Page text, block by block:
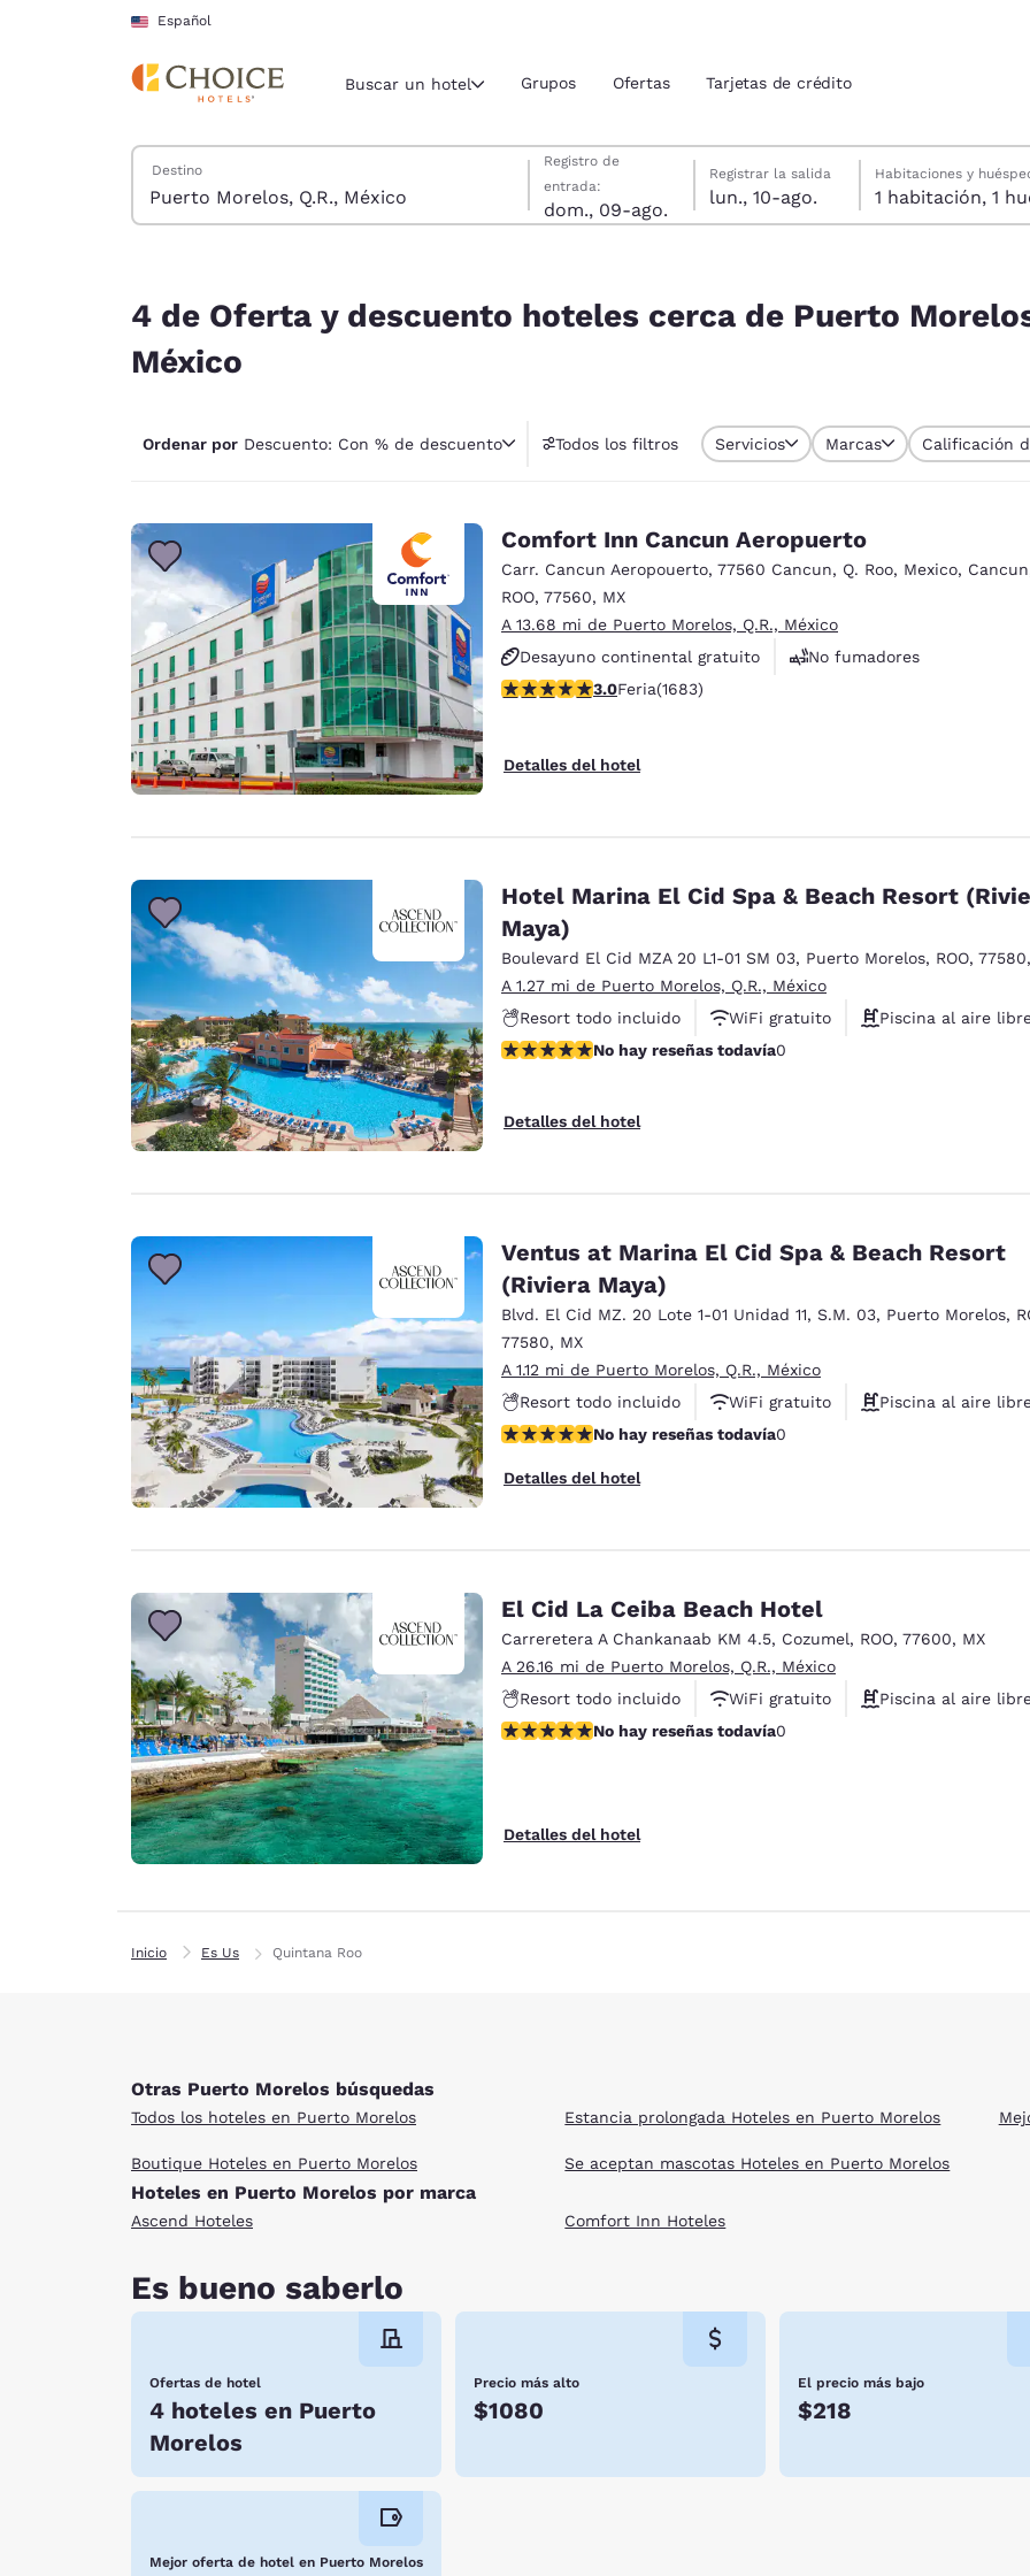
Pasar A Contenido Principal
Español
Región y ubicación actuales
Estados Unidos
América
América Latina Latin America
English
Canada
English
Español
Europa
Deutschland
Deutsch
Germany
Spain
English
Ireland
English
Asia-Pacífico
Australia India
English
New Zealand
Buscar un hotel Grupos Ofertas Tarjetas de crédito
Buscar hoteles
Destino
domingo, 9 de agosto
Registro de
entrada:
dom., 09-ago.
lunes, 10 de agosto
Registrar la salida
lun., 10-ago.
lunes, 10 de agosto fecha de check-out seleccionada
domingo, 9 de agosto fecha de check-in seleccionada
Habitaciones y
1
4 de Oferta y descuento hoteles cerca de Puerto
México
Ordenar por Descuento: Con % de descuento Todos los filtros Servicios Marcas Calificación
Comfort Inn Cancun Aeropuerto
Carr. Cancun Aeropouerto, 77560 Cancun, Q. Roo, Mexico, Cancun
ROO, 77560, MX
A 13.68 mi de Puerto Morelos, Q.R., México
Desayuno continental gratuito
No fumadores
Centro de negocios
calificación de 3.03 estrellas. Feria. 1683 reseñas
3.0Feria(1683)
Detalles del hotel
Hotel Marina El Cid Spa & Beach Resort
Maya)
Boulevard El Cid MZA 20 L1-01 SM 03, Puerto Morelos, ROO, 77580,
A 1.27 mi de Puerto Morelos, Q.R., México
Resort todo incluido
WiFi gratuito
Piscina al aire
No hay reseñas todavíaNo hay reseñas todavía0
Detalles del hotel
Ventus at Marina El Cid Spa & Beach Resort
(Riviera Maya)
Blvd. El Cid MZ. 20 Lote 1-01 Unidad 11, S.M. 03, Puerto Morelos,
77580, MX
A 1.12 mi de Puerto Morelos, Q.R., México
Resort todo incluido
WiFi gratuito
Piscina al aire
No hay reseñas todavíaNo hay reseñas todavía0
Detalles del hotel
El Cid La Ceiba Beach Hotel
Carreretera A Chankanaab KM 4.5, Cozumel, ROO, 77600, MX
A 26.16 mi de Puerto Morelos, Q.R., México
Resort todo incluido
WiFi gratuito
Piscina al aire
No hay reseñas todavíaNo hay reseñas todavía0
Detalles del hotel
Inicio Es Us Quintana Roo
Otras Puerto Morelos búsquedas
Todos los hoteles en Puerto Morelos
Boutique Hoteles en Puerto Morelos
Estancia prolongada Hoteles en Puerto Morelos
Se aceptan mascotas Hoteles en Puerto Morelos
Hoteles en Puerto Morelos por marca
Ascend Hoteles Comfort Inn Hoteles
Es bueno saberlo
Ofertas de hotel
4 hoteles en Puerto
Morelos
Precio más alto
$1080
El precio más bajo
$218
Mejor oferta de hotel en Puerto Morelos